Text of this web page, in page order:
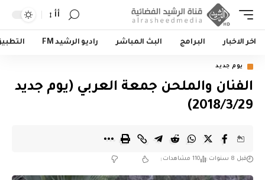
أأ
اخر الاخبار البرامج البث المباشر راديو الرشيد FM
يوم جديد
الفنان والملحن جمعة العربي (يوم جديد
2018/3/29)
قبل 8 سنوات 110 مشاهدات